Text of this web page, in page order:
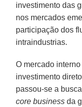
investimento das
nos mercados
participação dos
intraindustrias.
O mercado
investimento
passou-se a
core business da